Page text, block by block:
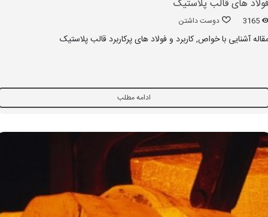
های قالب پلاستیک
3165 دوست داشتن
آشنایی با خواص, کاربرد و فولاد های پرکاربرد قالب پلاستیک
ادامه مطلب